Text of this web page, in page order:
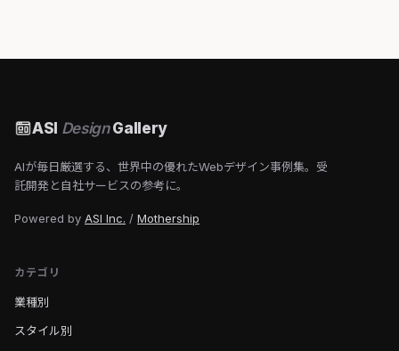
ASI DesignGallery
AIが毎日厳選する、世界中の優れたWebデザイン事例集。受
託開発と自社サービスの参考に。
Powered by ASI Inc. / Mothership
カテゴリ
業種別
スタイル別